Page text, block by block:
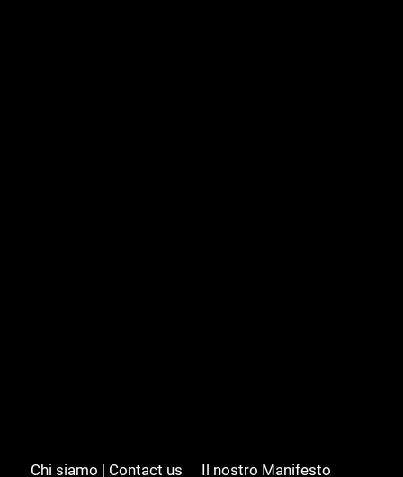
Chi siamo | Contact us Il nostro Manifesto